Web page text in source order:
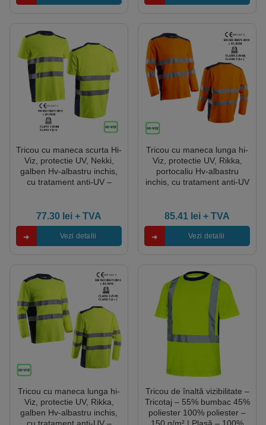
Tricou cu maneca scurta Hi-
Viz, protectie UV, Nekki,
galben Hv-albastru inchis,
cu tratament anti-UV –
77.30 lei + TVA
Vezi detalii
Tricou cu maneca lunga hi-
Viz, protectie UV, Rikka,
portocaliu Hv-albastru
inchis, cu tratament anti-UV
85.41 lei + TVA
Vezi detalii
Tricou cu maneca lunga hi-
Viz, protectie UV, Rikka,
galben Hv-albastru inchis,
Tricou de înaltă vizibilitate –
Tricotaj – 55% bumbac 45%
poliester 100% poliester –